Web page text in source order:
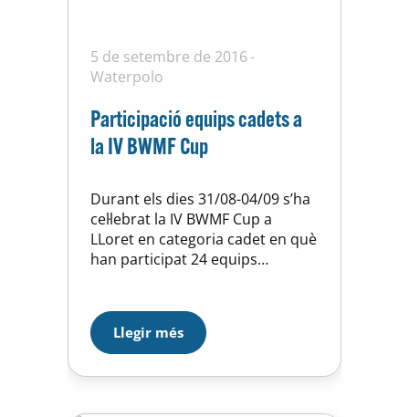
5 de setembre de 2016
Waterpolo
Participació equips cadets a
la IV BWMF Cup
Durant els dies 31/08-04/09 s’ha
cel·lebrat la IV BWMF Cup a
LLoret en categoria cadet en què
han participat 24 equips
waterpolo on els nostres equips
han pogut fer uns bons partits
de pre-temporada amb equips
de molta categoria. El cadet
Llegir més